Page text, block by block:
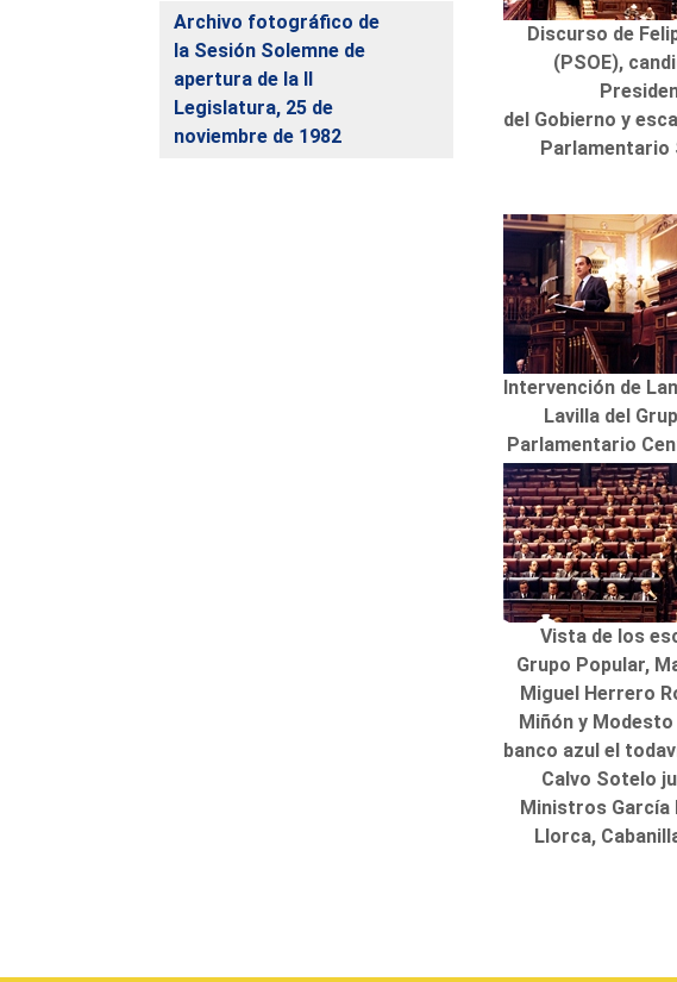
Archivo fotográfico de
la Sesión Solemne de
apertura de la II
Legislatura, 25 de
noviembre de 1982
Discurso de
(PSOE),
del Gobierno y
Parlamentario
Intervención de
Lavilla del
Parlamentario
Vista de los
Grupo Popular,
Miguel Herrero
Miñón y Modesto
banco azul el
Calvo Sotelo
Ministros García
Llorca,